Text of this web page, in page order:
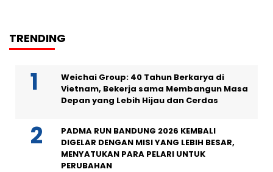
TRENDING
Weichai Group: 40 Tahun Berkarya di
Vietnam, Bekerja sama Membangun Masa
Depan yang Lebih Hijau dan Cerdas
PADMA RUN BANDUNG 2026 KEMBALI
DIGELAR DENGAN MISI YANG LEBIH BESAR,
MENYATUKAN PARA PELARI UNTUK
PERUBAHAN